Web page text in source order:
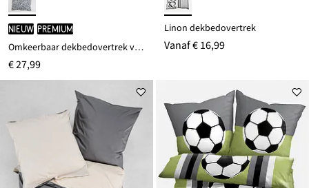
Nieuw PREMIUM
Omkeerbaar dekbedovertrek van perkal
€ 27,99
Linon dekbedovertrek
Vanaf€ 16,99